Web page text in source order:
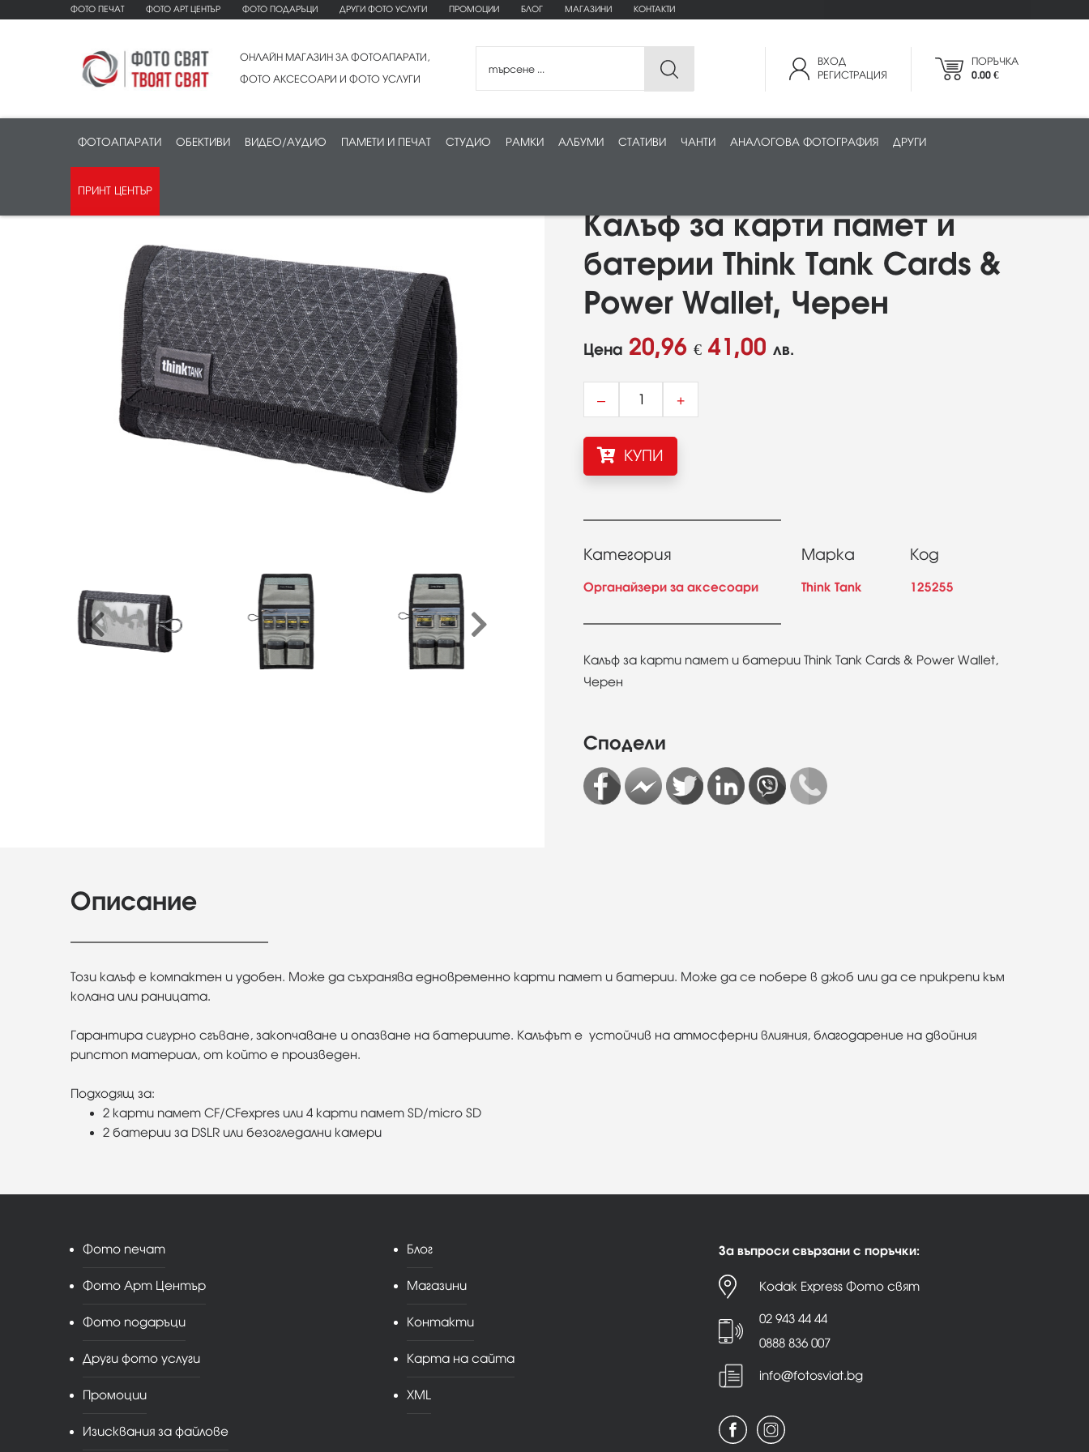
ФОТО ПЕЧАТ ФОТО АРТ ЦЕНТЪР ФОТО ПОДАРЪЦИ ДРУГИ ФОТО УСЛУГИ ПРОМОЦИИ БЛОГ МАГАЗИНИ КОНТАКТИ
ОНЛАЙН МАГАЗИН ЗА ФОТОАПАРАТИ,
ФОТО АКСЕСОАРИ И ФОТО УСЛУГИ
ВХОД
РЕГИСТРАЦИЯ
ПОРЪЧКА
0.00 €
ФОТОАПАРАТИ ОБЕКТИВИ ВИДЕО/АУДИО ПАМЕТИ И ПЕЧАТ СТУДИО РАМКИ АЛБУМИ СТАТИВИ ЧАНТИ АНАЛОГОВА ФОТОГРАФИЯ ДРУГИ
ПРИНТ ЦЕНТЪР
Калъф за карти памет и
батерии Think Tank Cards &
Power Wallet, Черен
Цена 20,96 € 41,00 лв.
– +
КУПИ
Категория
Органайзери за аксесоари
Марка
Think Tank
Код
125255
Калъф за карти памет и батерии Think Tank Cards & Power Wallet,
Черен
Сподели
Описание
Този калъф е компактен и удобен. Може да съхранява едновременно карти памет и батерии. Може да се побере в джоб или да се прикрепи към
колана или раницата.
Гарантира сигурно сгъване, закопчаване и опазване на батериите. Калъфът е устойчив на атмосферни влияния, благодарение на двойния
рипстоп материал, от който е произведен.
Подходящ за:
2 карти памет CF/CFexpres или 4 карти памет SD/micro SD
2 батерии за DSLR или безогледални камери
Фото печат
Фото Арт Център
Фото подаръци
Други фото услуги
Промоции
Изисквания за файлове
Блог
Магазини
Контакти
Карта на сайта
XML
За въпроси свързани с поръчки:
Kodak Express Фото свят
02 943 44 44
0888 836 007
info@fotosviat.bg